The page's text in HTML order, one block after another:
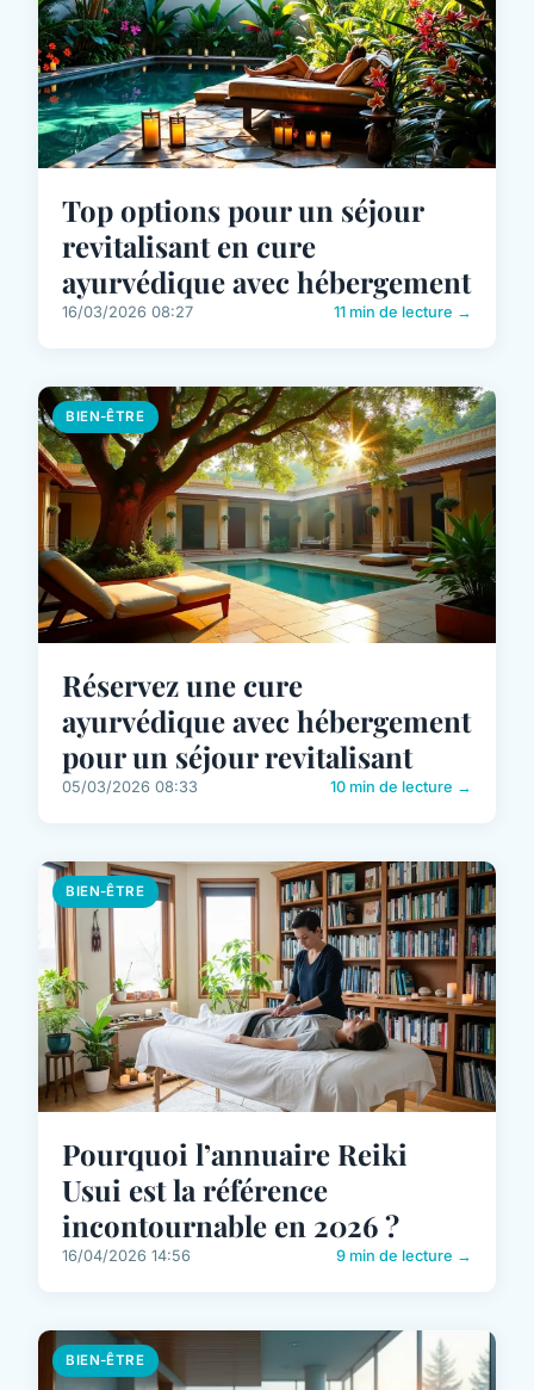
Top options pour un séjour
revitalisant en cure
ayurvédique avec hébergement
16/03/2026 08:27 11 min de lecture →
BIEN-ÊTRE
Réservez une cure
ayurvédique avec hébergement
pour un séjour revitalisant
05/03/2026 08:33 10 min de lecture →
BIEN-ÊTRE
Pourquoi l’annuaire Reiki
Usui est la référence
incontournable en 2026 ?
16/04/2026 14:56 9 min de lecture →
BIEN-ÊTRE